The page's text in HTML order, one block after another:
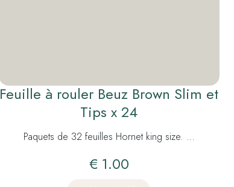
Feuille à rouler Beuz Brown Slim et
Tips x 24
Paquets de 32 feuilles Hornet king size. …
€ 1.00